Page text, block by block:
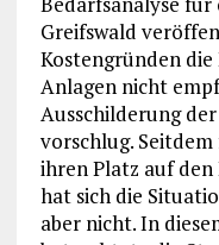
Greifswald
Kostengründen
Anlagen nicht
Ausschilderung
vorschlug.
ihren Platz auf
hat sich die
aber nicht. In